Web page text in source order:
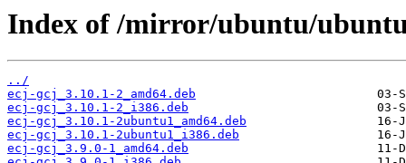
Index of /mirror/ubuntu/
../
ecj-gcj_3.10.1-2_amd64.deb
ecj-gcj_3.10.1-2_i386.deb
ecj-gcj_3.10.1-2ubuntu1_amd64.deb
ecj-gcj_3.10.1-2ubuntu1_i386.deb
ecj-gcj_3.9.0-1_amd64.deb